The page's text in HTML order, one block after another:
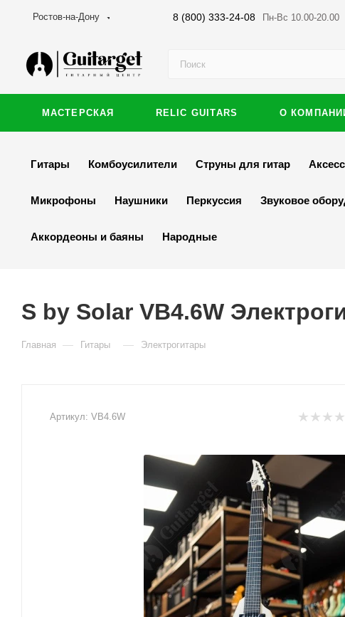
Ростов-на-Дону 8 (800) 333-24-08 Пн-Вс 10.00-20.00
МАСТЕРСКАЯ RELIC GUITARS О
Гитары Комбоусилители Струны для гитар
Микрофоны Наушники Перкуссия Звуковое
Аккордеоны и баяны Народные
S by Solar VB4.6W
Главная — Гитары — Электрогитары
Артикул: VB4.6W